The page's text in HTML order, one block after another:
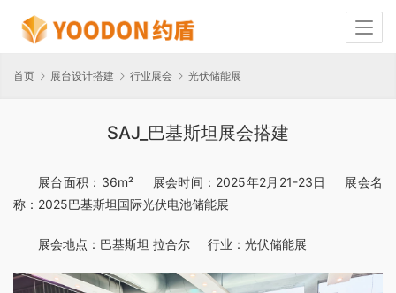
首页 展台设计搭建 行业展会 光伏储能展
SAJ_巴基斯坦展会搭建
展台面积：36m²     展会时间：2025年2月21-23日     展会名
称：2025巴基斯坦国际光伏电池储能展
展会地点：巴基斯坦 拉合尔     行业：光伏储能展